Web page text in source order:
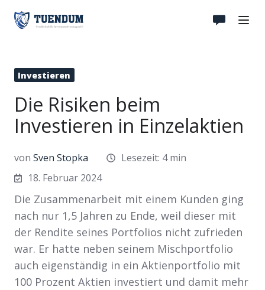
Investieren
Die Risiken beim
Investieren in Einzelaktien
von Sven Stopka
Lesezeit: 4 min
18. Februar 2024
Die Zusammenarbeit mit einem Kunden ging
nach nur 1,5 Jahren zu Ende, weil dieser mit
der Rendite seines Portfolios nicht zufrieden
war. Er hatte neben seinem Mischportfolio
auch eigenständig in ein Aktienportfolio mit
100 Prozent Aktien investiert und damit mehr